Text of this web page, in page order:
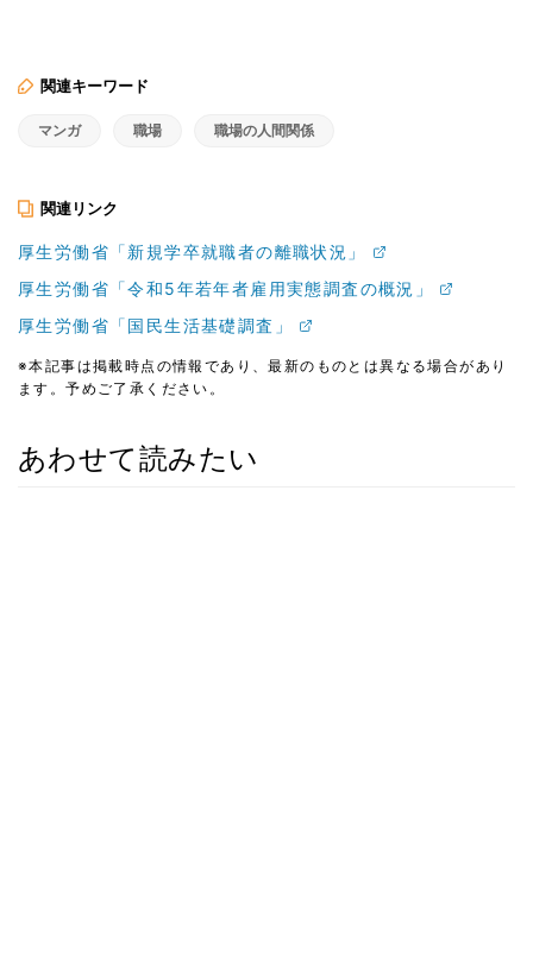
関連キーワード
マンガ 職場 職場の人間関係
関連リンク
厚生労働省「新規学卒就職者の離職状況」
厚生労働省「令和5年若年者雇用実態調査の概況」
厚生労働省「国民生活基礎調査」
※本記事は掲載時点の情報であり、最新のものとは異なる場合があり
ます。予めご了承ください。
あわせて読みたい